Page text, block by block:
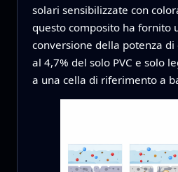
solari sensibilizzate con
questo composito ha fornito
conversione della potenza di
al 4,7% del solo PVC e solo
a una cella di riferimento a